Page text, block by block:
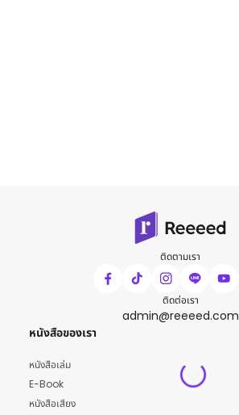
ติดตามเรา
ติดต่อเรา
admin@reeeed.com
หนังสือของเรา
หนังสือเล่ม
E-Book
หนังสือเสียง